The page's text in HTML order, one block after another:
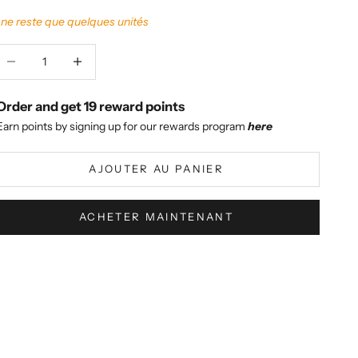
reste que quelques unités
and get19 reward points
points by signing up for our rewards programhere
AJOUTER AU PANIER
ACHETER MAINTENANT